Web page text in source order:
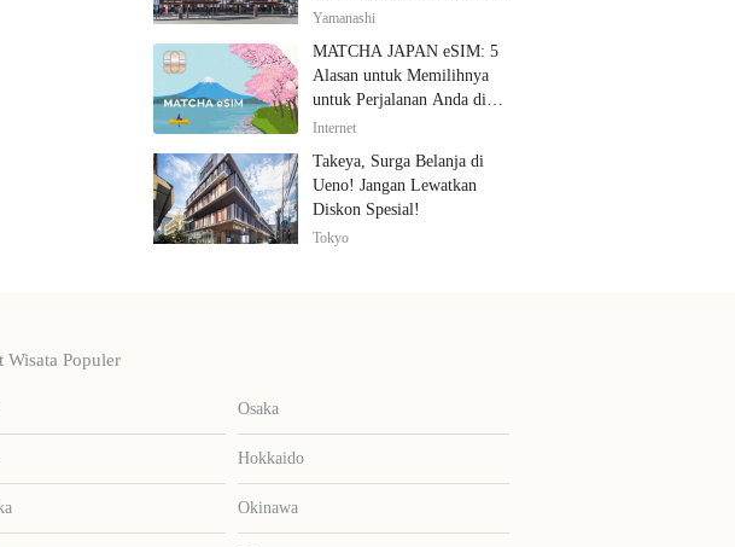
dan Mobil
Yamanashi
MATCHA JAPAN eSIM: 5
Alasan untuk Memilihnya
untuk Perjalanan Anda di
Jepang
Internet
Takeya, Surga Belanja di
Ueno! Jangan Lewatkan
Diskon Spesial!
Tokyo
Wisata Populer
Osaka
Hokkaido
Okinawa